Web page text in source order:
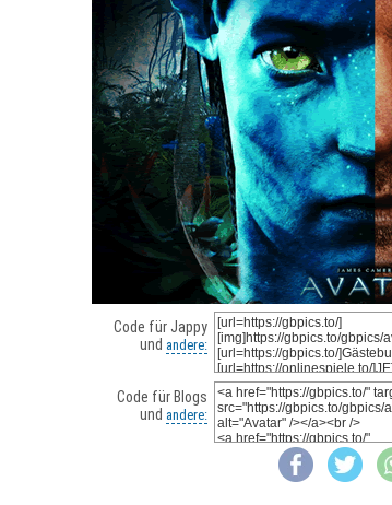
Code für Jappy
und andere:
Code für Blogs
und andere: